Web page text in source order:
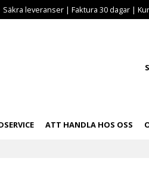
leveranser | Faktura 30 dagar |
ATT HANDLA HOS OSS